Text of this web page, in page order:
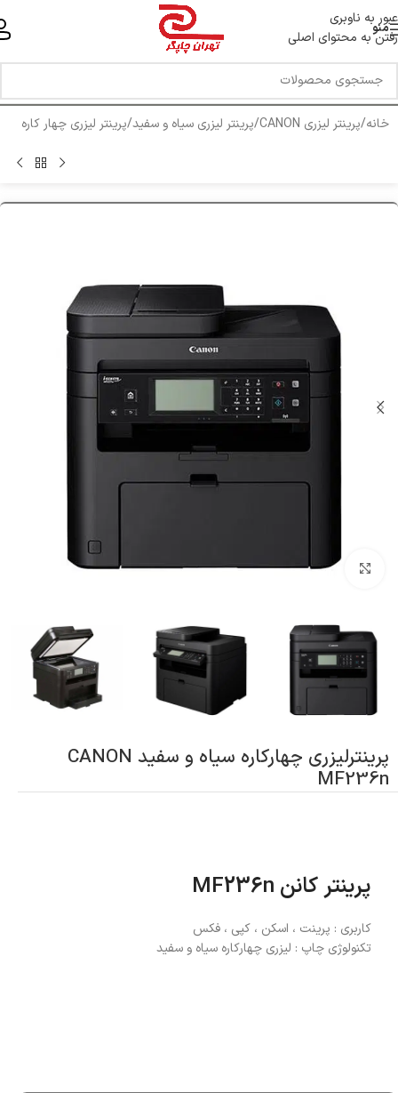
عبور به ناوبری
رفتن به محتوای اصلی
منو
خانه/پرینتر لیزری CANON /پرینتر لیزری سیاه و سفید/پرینتر لیزری چهار کاره
بزرگنمایی تصویر
پرینترلیزری چهارکاره سیاه و سفید CANON
MF236n
پرینتر کانن MF236n
کاربری : پرینت ، اسکن ، کپی ، فکس
تکنولوژی چاپ : لیزری چهارکاره سیاه و سفید